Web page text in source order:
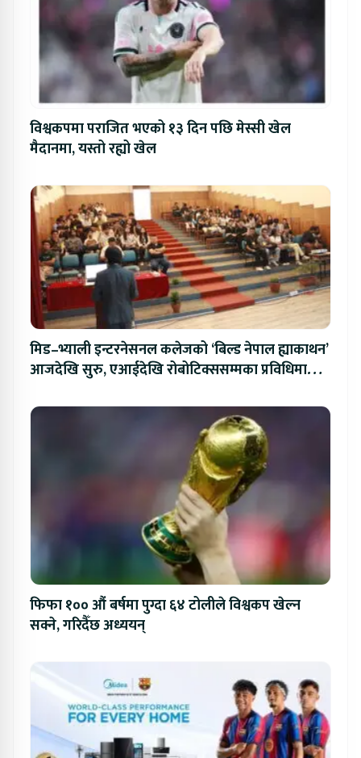
विश्वकपमा पराजित भएको १३ दिन पछि मेस्सी खेल
मैदानमा, यस्तो रह्यो खेल
मिड–भ्याली इन्टरनेसनल कलेजको ‘बिल्ड नेपाल ह्याकाथन’
आजदेखि सुरु, एआईदेखि रोबोटिक्ससम्मका प्रविधिमा
फिफा १०० औं बर्षमा पुग्दा ६४ टोलीले विश्वकप खेल्न
सक्ने, गरिदैँछ अध्ययन्